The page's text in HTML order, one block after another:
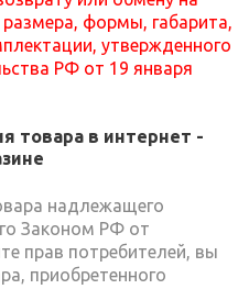
формы, габарита,
утвержденного
РФ от 19 января
товара в интернет -
надлежащего
Законом РФ от
прав потребителей, вы
приобретенного